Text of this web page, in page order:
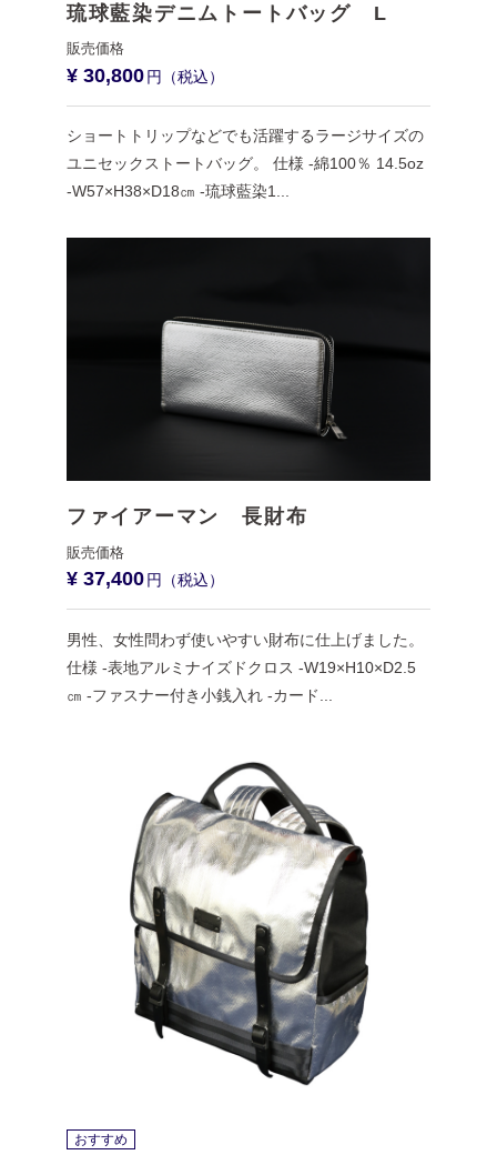
琉球藍染デニムトートバッグ L
¥ 30,800
ショートトリップなどでも活躍するラージサイズの
ユニセックストートバッグ。 仕様 -綿100％ 14.5oz
-W57×H38×D18㎝ -琉球藍染1...
ファイアーマン 長財布
¥ 37,400
男性、女性問わず使いやすい財布に仕上げました。
仕様 -表地アルミナイズドクロス -W19×H10×D2.5
㎝ -ファスナー付き小銭入れ -カード...
おすすめ